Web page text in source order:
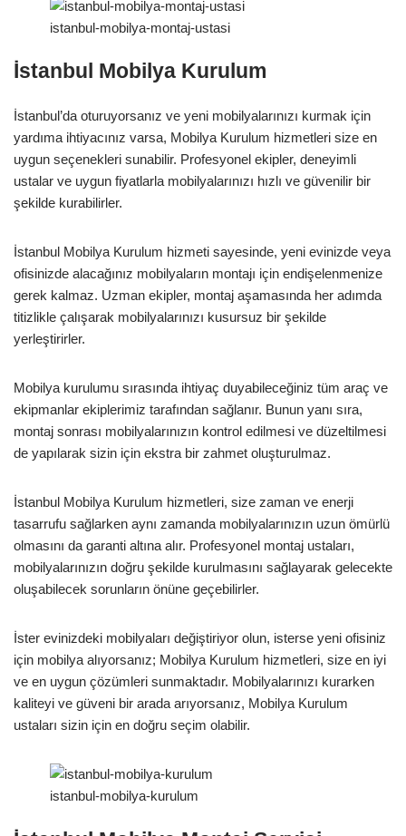
istanbul-mobilya-montaj-ustasi
İstanbul Mobilya Kurulum
İstanbul’da oturuyorsanız ve yeni mobilyalarınızı kurmak için
yardıma ihtiyacınız varsa, Mobilya Kurulum hizmetleri size en
uygun seçenekleri sunabilir. Profesyonel ekipler, deneyimli
ustalar ve uygun fiyatlarla mobilyalarınızı hızlı ve güvenilir bir
şekilde kurabilirler.
İstanbul Mobilya Kurulum hizmeti sayesinde, yeni evinizde veya
ofisinizde alacağınız mobilyaların montajı için endişelenmenize
gerek kalmaz. Uzman ekipler, montaj aşamasında her adımda
titizlikle çalışarak mobilyalarınızı kusursuz bir şekilde
yerleştirirler.
Mobilya kurulumu sırasında ihtiyaç duyabileceğiniz tüm araç ve
ekipmanlar ekiplerimiz tarafından sağlanır. Bunun yanı sıra,
montaj sonrası mobilyalarınızın kontrol edilmesi ve düzeltilmesi
de yapılarak sizin için ekstra bir zahmet oluşturulmaz.
İstanbul Mobilya Kurulum hizmetleri, size zaman ve enerji
tasarrufu sağlarken aynı zamanda mobilyalarınızın uzun ömürlü
olmasını da garanti altına alır. Profesyonel montaj ustaları,
mobilyalarınızın doğru şekilde kurulmasını sağlayarak gelecekte
oluşabilecek sorunların önüne geçebilirler.
İster evinizdeki mobilyaları değiştiriyor olun, isterse yeni ofisiniz
için mobilya alıyorsanız; Mobilya Kurulum hizmetleri, size en iyi
ve en uygun çözümleri sunmaktadır. Mobilyalarınızı kurarken
kaliteyi ve güveni bir arada arıyorsanız, Mobilya Kurulum
ustaları sizin için en doğru seçim olabilir.
istanbul-mobilya-kurulum